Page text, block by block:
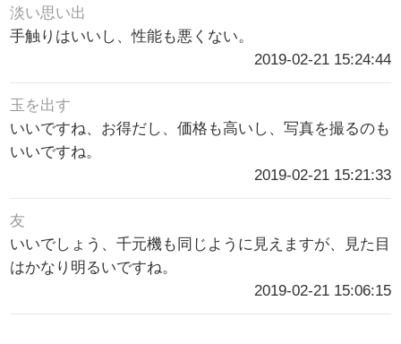
淡い思い出
手触りはいいし、性能も悪くない。
2019-02-21 15:24:44
玉を出す
いいですね、お得だし、価格も高いし、写真を撮るのも
いいですね。
2019-02-21 15:21:33
友
いいでしょう、千元機も同じように見えますが、見た目
はかなり明るいですね。
2019-02-21 15:06:15